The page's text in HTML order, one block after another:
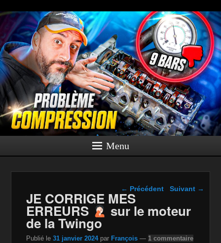
Menu
Navigation dans les
← Précédent Suivant →
JE CORRIGE MES
ERREURS sur le moteur
de la Twingo
Publié le31 janvier 2024 par François — 1 commentaire